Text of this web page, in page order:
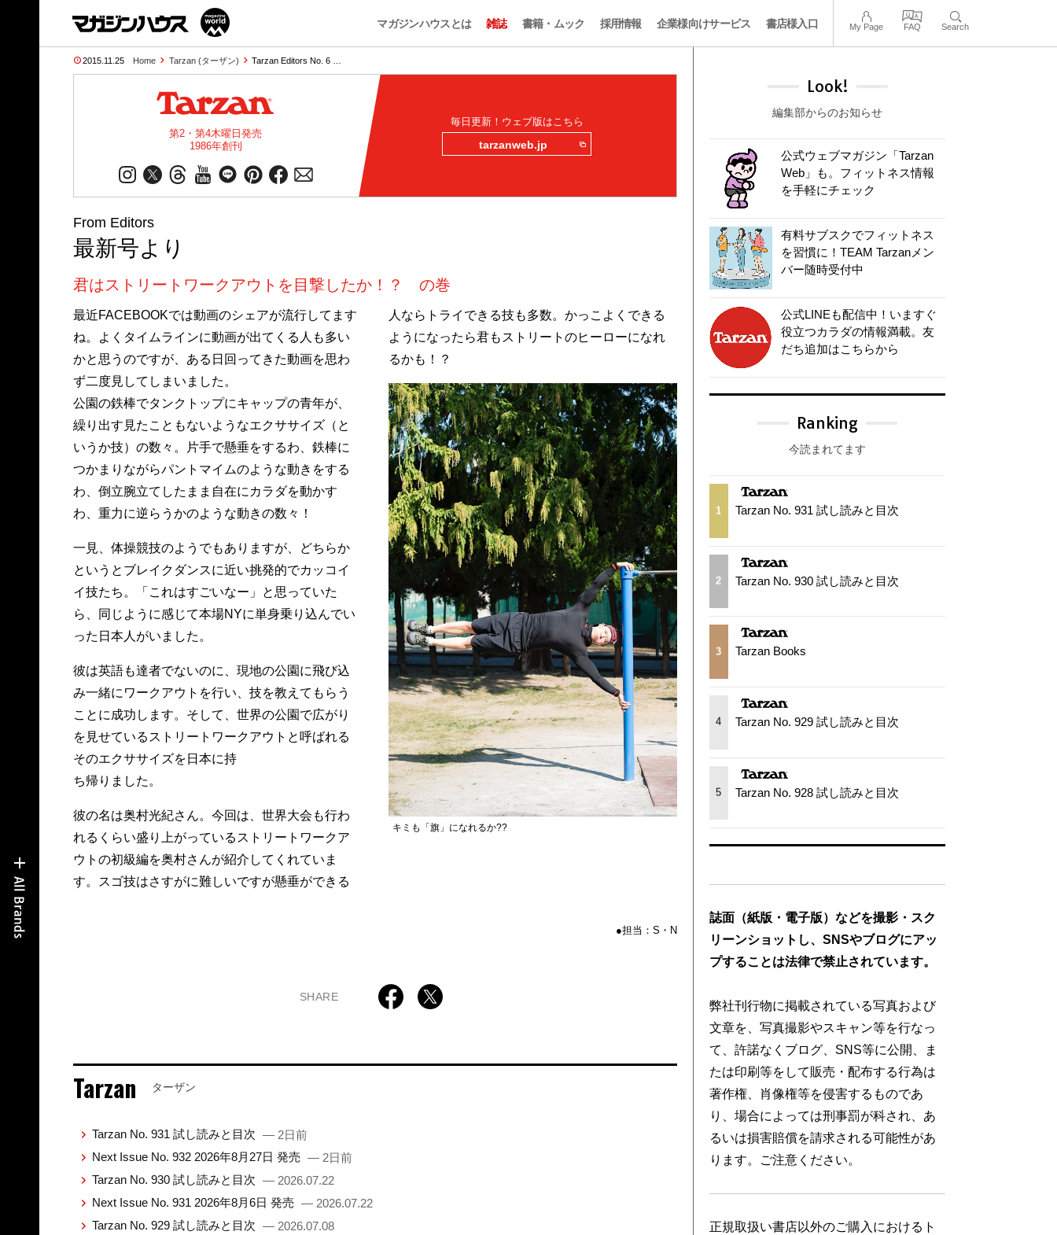
マガジンハウスとは 雑誌 書籍・ムック 採用情報 企業様向けサービス 書店様入口 My Page FAQ Search
2015.11.25 Home Tarzan (ターザン) Tarzan Editors No. 6 …
第2・第4木曜日発売
1986年創刊
毎日更新！ウェブ版はこちら
tarzanweb.jp
From Editors
最新号より
君はストリートワークアウトを目撃したか！？ の巻
最近FACEBOOKでは動画のシェアが流行してます
ね。よくタイムラインに動画が出てくる人も多い
かと思うのですが、ある日回ってきた動画を思わ
ず二度見してしまいました。
公園の鉄棒でタンクトップにキャップの青年が、
繰り出す見たこともないようなエクササイズ（と
いうか技）の数々。片手で懸垂をするわ、鉄棒に
つかまりながらパントマイムのような動きをする
わ、倒立腕立てしたまま自在にカラダを動かす
わ、重力に逆らうかのような動きの数々！
一見、体操競技のようでもありますが、どちらか
というとブレイクダンスに近い挑発的でカッコイ
イ技たち。「これはすごいなー」と思っていた
ら、同じように感じて本場NYに単身乗り込んでい
った日本人がいました。
彼は英語も達者でないのに、現地の公園に飛び込
み一緒にワークアウトを行い、技を教えてもらう
ことに成功します。そして、世界の公園で広がり
を見せているストリートワークアウトと呼ばれる
そのエクササイズを日本に持
ち帰りました。
彼の名は奥村光紀さん。今回は、世界大会も行わ
れるくらい盛り上がっているストリートワークア
ウトの初級編を奥村さんが紹介してくれていま
す。スゴ技はさすがに難しいですが懸垂ができる
人ならトライできる技も多数。かっこよくできる
ようになったら君もストリートのヒーローになれ
るかも！？
キミも「旗」になれるか??
●担当：S・N
SHARE
Tarzan ターザン
Tarzan No. 931 試し読みと目次 — 2日前
Next Issue No. 932 2026年8月27日 発売 — 2日前
Tarzan No. 930 試し読みと目次 — 2026.07.22
Next Issue No. 931 2026年8月6日 発売 — 2026.07.22
Tarzan No. 929 試し読みと目次 — 2026.07.08
Look!
編集部からのお知らせ
公式ウェブマガジン「Tarzan
Web」も。フィットネス情報
を手軽にチェック
有料サブスクでフィットネス
を習慣に！TEAM Tarzanメン
バー随時受付中
公式LINEも配信中！いますぐ
役立つカラダの情報満載。友
だち追加はこちらから
Ranking
今読まれてます
1 Tarzan No. 931 試し読みと目次
2 Tarzan No. 930 試し読みと目次
3 Tarzan Books
4 Tarzan No. 929 試し読みと目次
5 Tarzan No. 928 試し読みと目次
誌面（紙版・電子版）などを撮影・スク
リーンショットし、SNSやブログにアッ
プすることは法律で禁止されています。
弊社刊行物に掲載されている写真および
文章を、写真撮影やスキャン等を行なっ
て、許諾なくブログ、SNS等に公開、ま
たは印刷等をして販売・配布する行為は
著作権、肖像権等を侵害するものであ
り、場合によっては刑事罰が科され、あ
るいは損害賠償を請求される可能性があ
ります。ご注意ください。
正規取扱い書店以外のご購入におけるト